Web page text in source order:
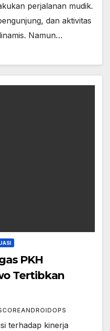
perjalanan mudik.
dan aktivitas
Namun…
PKH
Tertibkan
terhadap kinerja